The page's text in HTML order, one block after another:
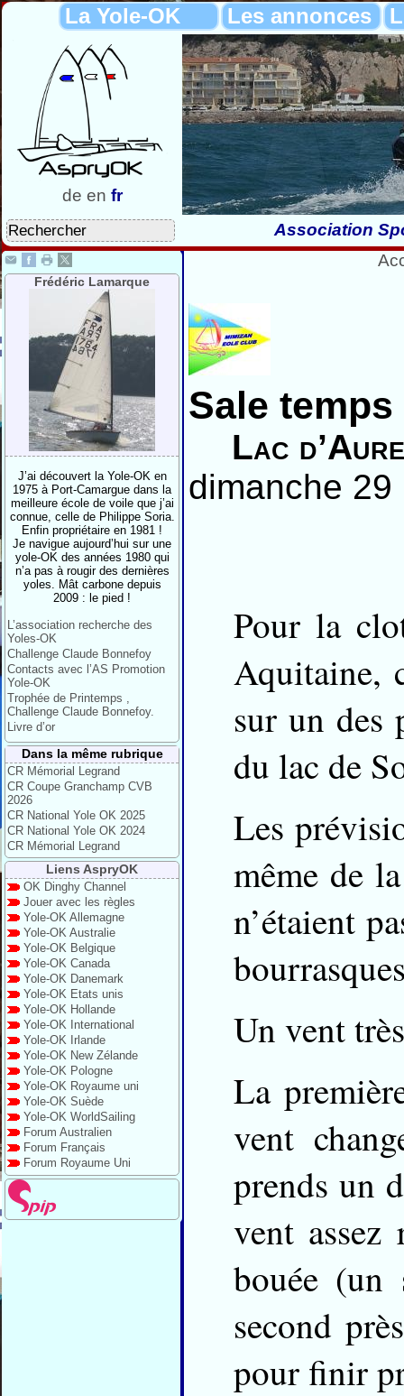
La Yole-OK Les annonces
de en fr
Association
Frédéric Lamarque
J’ai découvert la Yole-OK en
1975 à Port-Camargue dans la
meilleure école de voile que j’ai
connue, celle de Philippe Soria.
Enfin propriétaire en 1981 !
Je navigue aujourd’hui sur une
yole-OK des années 1980 qui
n’a pas à rougir des dernières
yoles. Mât carbone depuis
2009 : le pied !
L’association recherche des
Yoles-OK
Challenge Claude Bonnefoy
Contacts avec l’AS Promotion
Yole-OK
Trophée de Printemps ,
Challenge Claude Bonnefoy.
Livre d’or
Dans la même rubrique
CR Mémorial Legrand
CR Coupe Granchamp CVB
2026
CR National Yole OK 2025
CR National Yole OK 2024
CR Mémorial Legrand
Liens AspryOK
OK Dinghy Channel
Jouer avec les règles
Yole-OK Allemagne
Yole-OK Australie
Yole-OK Belgique
Yole-OK Canada
Yole-OK Danemark
Yole-OK Etats unis
Yole-OK Hollande
Yole-OK International
Yole-OK Irlande
Yole-OK New Zélande
Yole-OK Pologne
Yole-OK Royaume uni
Yole-OK Suède
Yole-OK WorldSailing
Forum Australien
Forum Français
Forum Royaume Uni
Sale
Lac
dimanche
Pour la
Aquitaine,
sur un des
du lac de
Les
même de
n’étaient
Un vent
La
vent
prends un
vent
bouée
second
pour finir